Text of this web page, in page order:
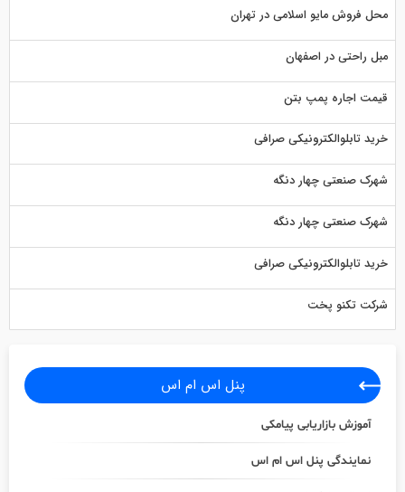
محل فروش مایو اسلامی در تهران
مبل راحتی در اصفهان
قیمت اجاره پمپ بتن
خرید تابلوالکترونیکی صرافی
شهرک صنعتی چهار دنگه
شهرک صنعتی چهار دنگه
خرید تابلوالکترونیکی صرافی
شرکت تکنو پخت
پنل اس ام اس
آموزش بازاریابی پیامکی
نمایندگی پنل اس ام اس